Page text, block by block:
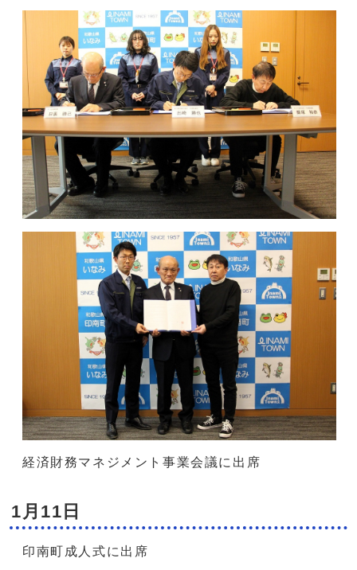
経済財務マネジメント事業会議に出席
1月11日
印南町成人式に出席